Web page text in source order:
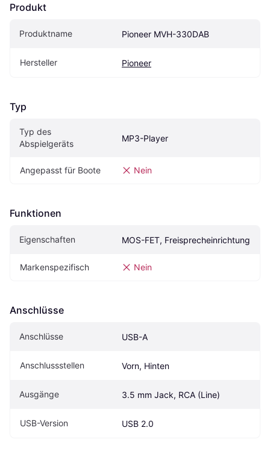
Produkt
Produktname Pioneer MVH-330DAB
Hersteller Pioneer
Typ
Typ des
Abspielgeräts
MP3-Player
Angepasst für Boote Nein
Funktionen
Eigen­schaften MOS-FET, Freisprecheinrichtung
Markenspezifisch Nein
Anschlüsse
Anschlüsse USB-A
Anschlussstellen Vorn, Hinten
Ausgänge 3.5 mm Jack, RCA (Line)
USB-Version USB 2.0